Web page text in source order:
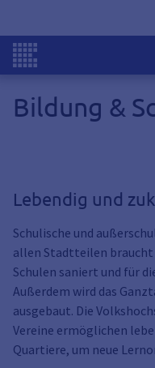
Bildung &
Lebendig und
Schulische und
allen Stadtteilen braucht
Schulen saniert und für
Außerdem wird das
ausgebaut. Die
Vereine ermöglichen
Quartiere, um neue